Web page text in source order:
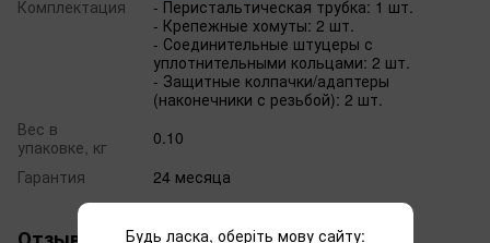
Комплектация
- Перистальтическая трубка: 1 шт.
- Крепежные хомуты: 2 шт.
- Соединительные штуцеры с
уплотнительными кольцами: 2 шт.
- Защитные колпачки/адаптеры
(наконечники с резьбой): 2 шт.
Вес в
упаковке, кг
0.10
Гарантия
24 месяца
Будь ласка, оберіть мову сайту: